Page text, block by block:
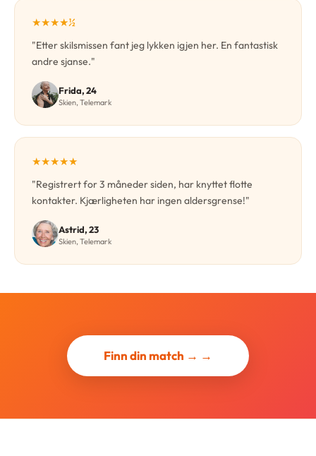
★★★★½
"Etter skilsmissen fant jeg lykken igjen her. En fantastisk
andre sjanse."
Frida, 24
Skien, Telemark
★★★★★
"Registrert for 3 måneder siden, har knyttet flotte
kontakter. Kjærligheten har ingen aldersgrense!"
Astrid, 23
Skien, Telemark
Finn din match → →